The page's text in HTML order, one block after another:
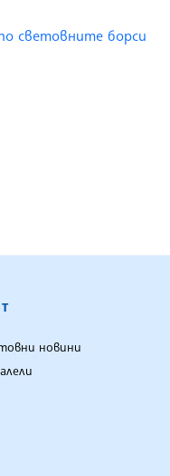
световните борси
АГЕНЦИЯ
новини